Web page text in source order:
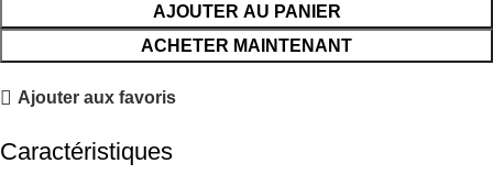
AJOUTER AU PANIER
ACHETER MAINTENANT
Ajouter aux favoris
Caractéristiques